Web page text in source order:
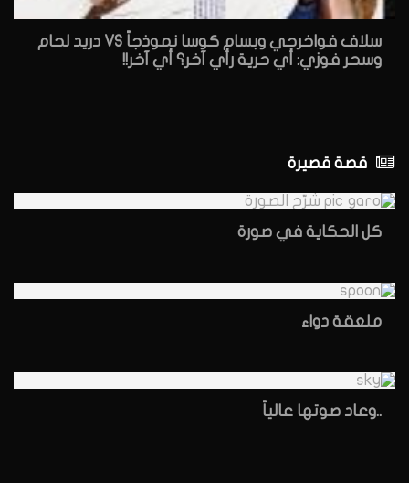
سلاف فواخرجي وبسام كوسا نموذجاً VS دريد لحام
وسحر فوزي: أي حرية رأي آخر؟ أي آخر!!
قصة قصيرة
كل الحكاية في صورة
ملعقة دواء
..وعاد صوتها عالياً